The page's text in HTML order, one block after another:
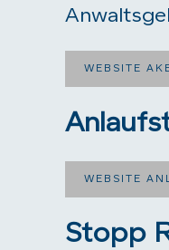
WEBSITE
WEBSITE
Stopp